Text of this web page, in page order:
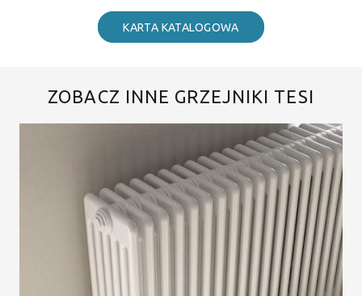
KARTA KATALOGOWA
ZOBACZ INNE GRZEJNIKI TESI